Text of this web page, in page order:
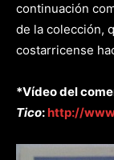
continuación
de la colección,
costarricense
*Vídeo del
Tico:http://